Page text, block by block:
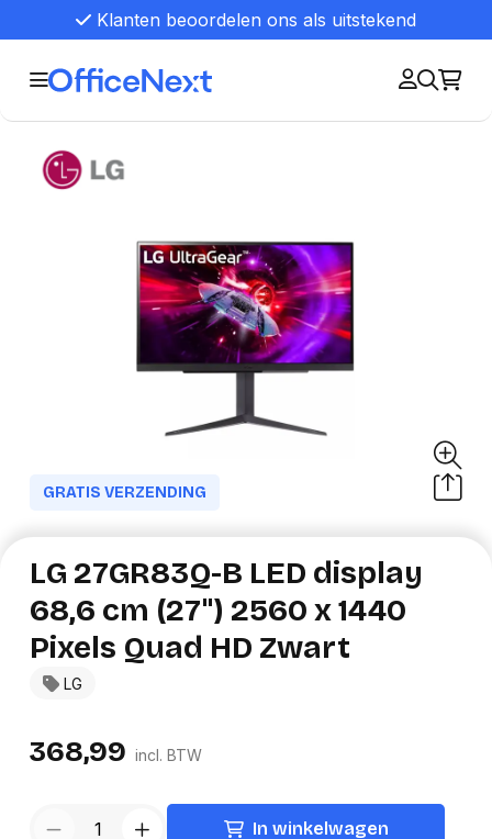
Klanten beoordelen ons als uitstekend
GRATIS VERZENDING
LG
LG 27GR83Q-B LED display
68,6 cm (27") 2560 x 1440
Pixels Quad HD Zwart
368,99 incl. BTW
In winkelwagen